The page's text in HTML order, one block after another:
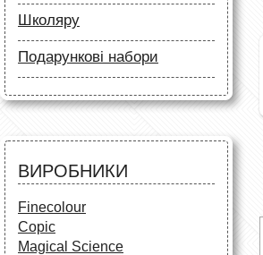
Школяру
Папір
Маркери
Все для креслення
Аксесуари для школярів
Подарункові набори
Олівці
Фарби та пензлі
ВИРОБНИКИ
Finecolour
Copic
Magical Science